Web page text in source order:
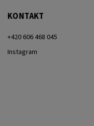
KONTAKT
+420 606 468 045
Instagram